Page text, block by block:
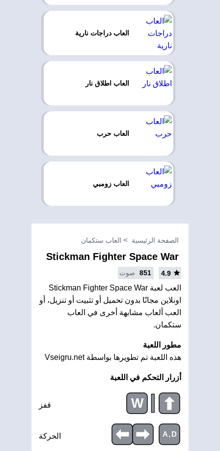
العاب دراجات نارية
العاب اطلاق نار
العاب حرب
العاب زومبي
الصفحة الرئيسية العاب ستكمان
Stickman Fighter Space War
4.9
851 صوت
العب لعبة Stickman Fighter Space War
اونلاين مجانًا بدون تحميل أو تثبيت أو تنزيل، أو
العب ألعاب مشابهة أخرى في العاب
ستكمان.
مطور اللعبة
هذه اللعبة تم تطويرها بواسطة Vseigru.net
أزرار التحكم في اللعبة
|
W قفز
A,D الحركة